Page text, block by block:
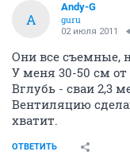
A
Andy-G
guru
02 июля 2011
Они все съемные,
У меня 30-50 см
Вглубь - сваи 2,3
Вентиляцию
хватит.
ОТВЕТИТЬ